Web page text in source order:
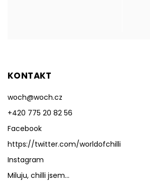
KONTAKT
woch@woch.cz
+420 775 20 82 56
Facebook
https://twitter.com/worldofchilli
Instagram
Miluju, chilli jsem...